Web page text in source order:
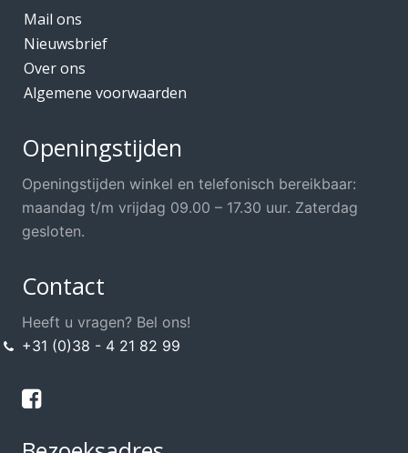
Mail ons
Nieuwsbrief
Over ons
Algemene voorwaarden
Openingstijden
Openingstijden winkel en telefonisch bereikbaar:
maandag t/m vrijdag 09.00 – 17.30 uur. Zaterdag
gesloten.
Contact
Heeft u vragen? Bel ons!
+31 (0)38 - 4 21 82 99